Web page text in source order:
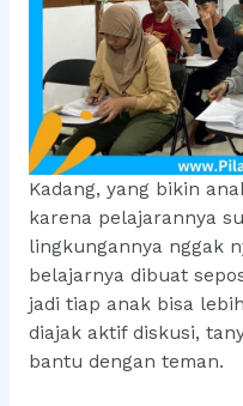
Kadang, yang bikin
karena pelajarannya
lingkungannya nggak
belajarnya dibuat
jadi tiap anak bisa
diajak aktif diskusi,
bantu dengan teman.